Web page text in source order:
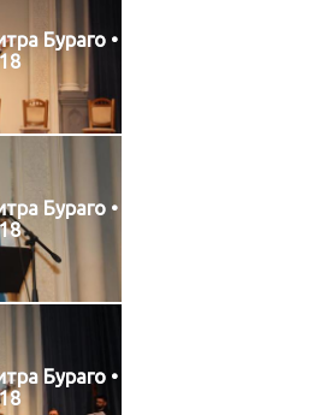
Бураго •
Бураго •
Бураго •